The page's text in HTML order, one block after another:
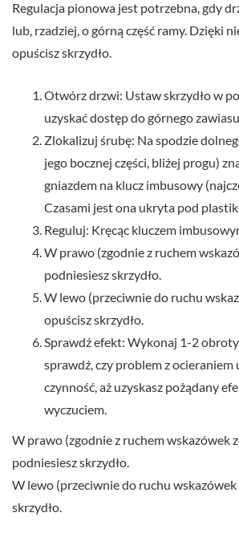
Regulacja pionowa jest potrzebna, gdy
lub, rzadziej, o górną część ramy. Dzięki
opuścisz skrzydło.
Otwórz drzwi: Ustaw skrzydło w
uzyskać dostęp do górnego
Zlokalizuj śrubę: Na spodzie
jego bocznej części, bliżej progu)
gniazdem na klucz imbusowy
Czasami jest ona ukryta pod
Reguluj: Kręcąc kluczem
W prawo (zgodnie z ruchem
podniesiesz skrzydło.
W lewo (przeciwnie do ruchu
opuścisz skrzydło.
Sprawdź efekt: Wykonaj 1-2
sprawdź, czy problem z ocieraniem
czynność, aż uzyskasz pożądany
wyczuciem.
W prawo (zgodnie z ruchem wskazówek
podniesiesz skrzydło.
W lewo (przeciwnie do ruchu wskazówek
skrzydło.